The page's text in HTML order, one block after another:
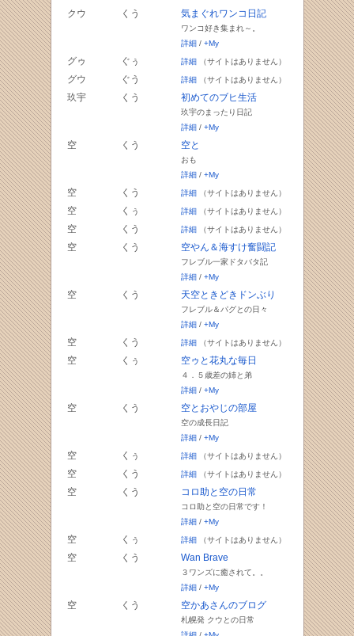
クウ くう 気まぐれワンコ日記
ワンコ好き集まれ～。
詳細/ +My
グゥ ぐぅ 詳細（サイトはありません）
グウ ぐう 詳細（サイトはありません）
玖宇 くう 初めてのブヒ生活
玖宇のまったり日記
詳細/ +My
空 くう 空と
おも
詳細/ +My
空 くう 詳細（サイトはありません）
空 くぅ 詳細（サイトはありません）
空 くう 詳細（サイトはありません）
空 くう 空やん＆海すけ奮闘記
フレブル一家ドタバタ記
詳細/ +My
空 くう 天空ときどきドンぶり
フレブル＆パグとの日々
詳細/ +My
空 くう 詳細（サイトはありません）
空 くぅ 空ゥと花丸な毎日
４．５歳差の姉と弟
詳細/ +My
空 くう 空とおやじの部屋
空の成長日記
詳細/ +My
空 くぅ 詳細（サイトはありません）
空 くう 詳細（サイトはありません）
空 くう コロ助と空の日常
コロ助と空の日常です！
詳細/ +My
空 くぅ 詳細（サイトはありません）
空 くう Wan Brave
３ワンズに癒されて。。
詳細/ +My
空 くう 空かあさんのブログ
札幌発 クウとの日常